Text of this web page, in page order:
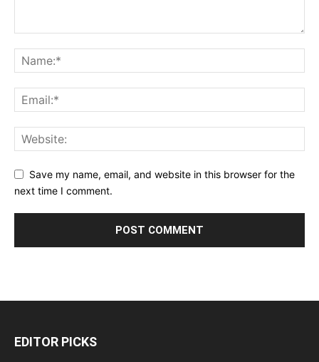
Save my name, email, and website in this browser for the
next time I comment.
EDITOR PICKS